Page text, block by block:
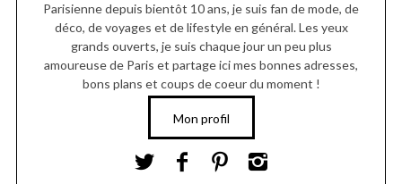
Parisienne depuis bientôt 10 ans, je suis fan de mode, de
déco, de voyages et de lifestyle en général. Les yeux
grands ouverts, je suis chaque jour un peu plus
amoureuse de Paris et partage ici mes bonnes adresses,
bons plans et coups de coeur du moment !
Mon profil